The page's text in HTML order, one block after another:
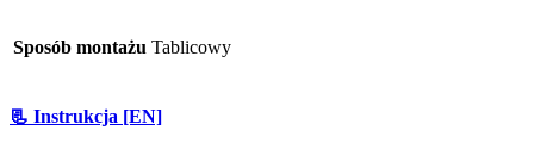
Sposób montażu Tablicowy
📃 Instrukcja [EN]